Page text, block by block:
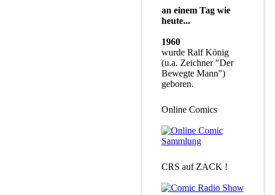
an einem Tag wie
heute...
1960
wurde Ralf König
(u.a. Zeichner "Der
Bewegte Mann")
geboren.
Online Comics
CRS auf ZACK !